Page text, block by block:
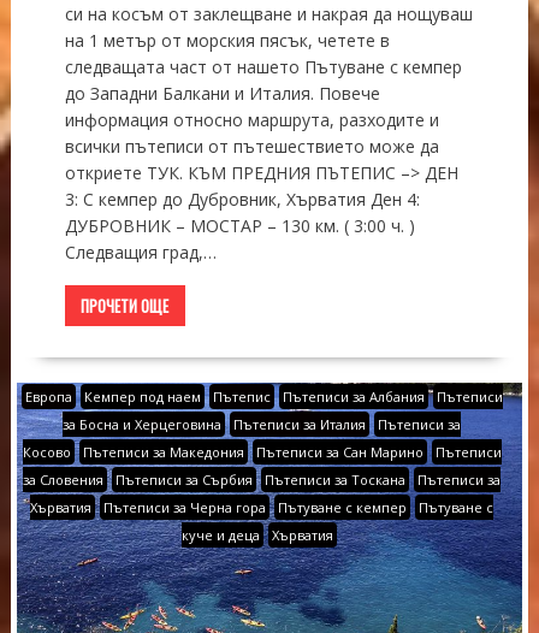
си на косъм от заклещване и накрая да нощуваш
на 1 метър от морския пясък, четете в
следващата част от нашето Пътуване с кемпер
до Западни Балкани и Италия. Повече
информация относно маршрута, разходите и
всички пътеписи от пътешествието може да
откриете ТУК. КЪМ ПРЕДНИЯ ПЪТЕПИС –> ДЕН
3: С кемпер до Дубровник, Хърватия Ден 4:
ДУБРОВНИК – МОСТАР – 130 км. ( 3:00 ч. )
Следващия град,…
ПРОЧЕТИ ОЩЕ
Европа Кемпер под наем Пътепис Пътеписи за Албания
Пътеписи
за Босна и Херцеговина
Пътеписи за Италия
Пътеписи за
Косово
Пътеписи за Македония Пътеписи за Сан Марино
Пътеписи
за Словения
Пътеписи за Сърбия Пътеписи за Тоскана
Пътеписи за
Хърватия
Пътеписи за Черна гора Пътуване с кемпер
Пътуване с
куче и деца
Хърватия